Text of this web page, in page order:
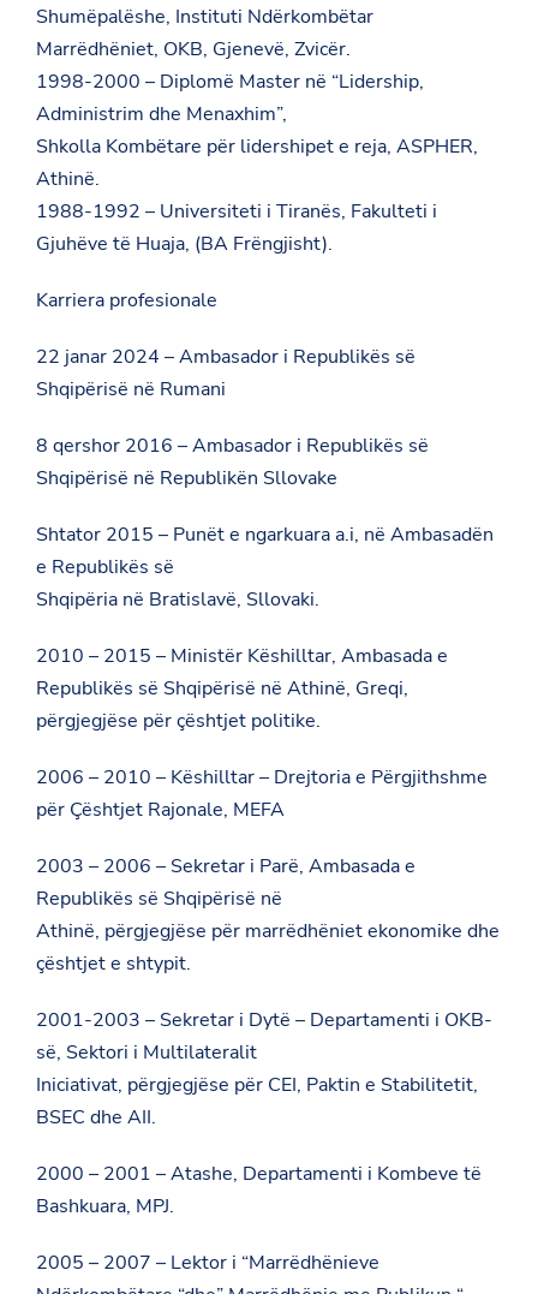
Shumëpalëshe, Instituti Ndërkombëtar
Marrëdhëniet, OKB, Gjenevë, Zvicër.
1998-2000 – Diplomë Master në “Lidership,
Administrim dhe Menaxhim”,
Shkolla Kombëtare për lidershipet e reja, ASPHER,
Athinë.
1988-1992 – Universiteti i Tiranës, Fakulteti i
Gjuhëve të Huaja, (BA Frëngjisht).
Karriera profesionale
22 janar 2024 – Ambasador i Republikës së
Shqipërisë në Rumani
8 qershor 2016 – Ambasador i Republikës së
Shqipërisë në Republikën Sllovake
Shtator 2015 – Punët e ngarkuara a.i, në Ambasadën
e Republikës së
Shqipëria në Bratislavë, Sllovaki.
2010 – 2015 – Ministër Këshilltar, Ambasada e
Republikës së Shqipërisë në Athinë, Greqi,
përgjegjëse për çështjet politike.
2006 – 2010 – Këshilltar – Drejtoria e Përgjithshme
për Çështjet Rajonale, MEFA
2003 – 2006 – Sekretar i Parë, Ambasada e
Republikës së Shqipërisë në
Athinë, përgjegjëse për marrëdhëniet ekonomike dhe
çështjet e shtypit.
2001-2003 – Sekretar i Dytë – Departamenti i OKB-
së, Sektori i Multilateralit
Iniciativat, përgjegjëse për CEI, Paktin e Stabilitetit,
BSEC dhe AII.
2000 – 2001 – Atashe, Departamenti i Kombeve të
Bashkuara, MPJ.
2005 – 2007 – Lektor i “Marrëdhënieve